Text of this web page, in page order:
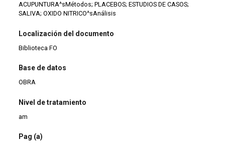
ACUPUNTURA^sMétodos; PLACEBOS; ESTUDIOS DE CASOS;
SALIVA; OXIDO NITRICO^sAnálisis
Localización del documento
Biblioteca FO
Base de datos
OBRA
Nivel de tratamiento
am
Pag (a)